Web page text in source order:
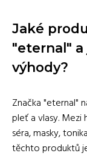
Jaké
"eternal"
výhody?
Značka "eternal"
pleť a vlasy. Mezi
séra, masky,
těchto produktů